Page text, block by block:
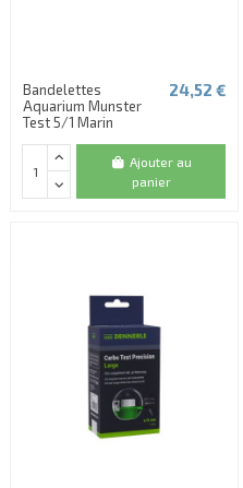
Bandelettes
Aquarium Munster
Test 5/1 Marin
24,52 €
Ajouter au
panier